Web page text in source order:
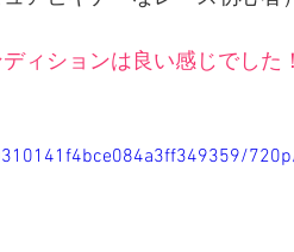
ィションは良い感じでした！